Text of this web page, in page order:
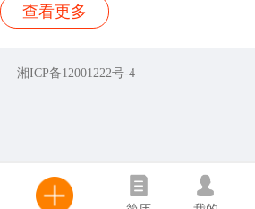
查看更多
湘ICP备12001222号-4